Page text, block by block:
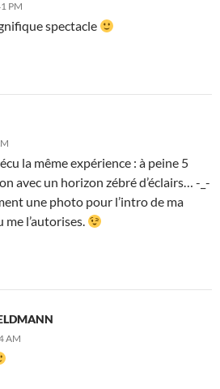
PM
spectacle
la même expérience : à peine 5
avec un horizon zébré d’éclairs… -_-
une photo pour l’intro de ma
me l’autorises.
AM